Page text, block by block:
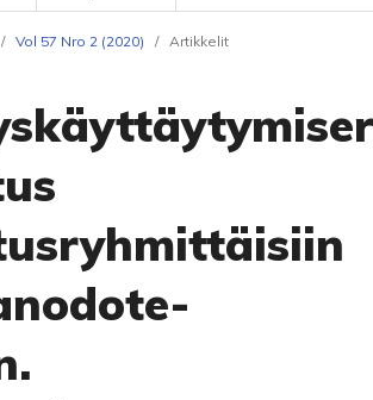
/ Vol 57 Nro 2 (2020) / Artikkelit